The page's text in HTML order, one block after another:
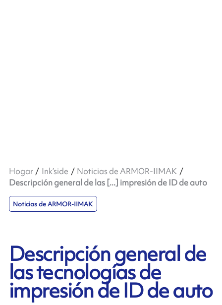
Hogar Ink’side
Noticias de ARMOR-IIMAK
Descripción general de las [...] impresión de ID de auto
Noticias de ARMOR-IIMAK
Descripción general de
las tecnologías de
impresión de ID de auto